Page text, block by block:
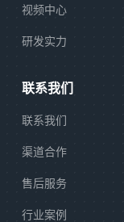
视频中心
研发实力
联系我们
联系我们
渠道合作
售后服务
行业案例